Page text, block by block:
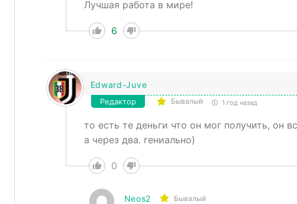
Лучшая работа в мире!
6
Edward-Juve
Редактор Бывалый 1 год назад
то есть те деньги что он мог получить, он
а через два. гениально)
0
Neos2 Бывалый